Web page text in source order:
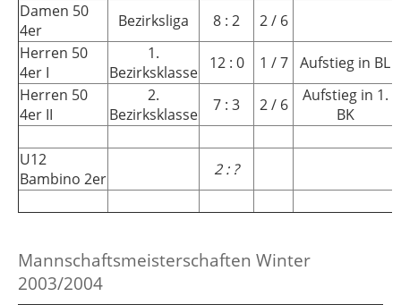
Damen 50
4er
Bezirksliga 8 : 2
2 / 6
Herren 50
4er I
1.
Bezirksklasse
12 : 0 1 / 7
Aufstieg in BL
Herren 50
4er II
2.
Bezirksklasse
7 : 3 2 / 6
Aufstieg in 1.
BK
U12
Bambino 2er
2 : ?
Mannschaftsmeisterschaften Winter
2003/2004